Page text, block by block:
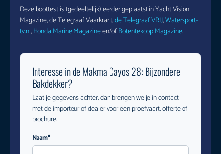
Deze boottest is (gedeeltelijk) eerder geplaatst in Yacht Vision
Magazine, de Telegraaf Vaarkrant,de Telegraaf VRIJ,Watersport-
tv.nl,Honda Marine Magazineen/ofBotentekoop Magazine.
Interesse in de Makma Cayos 28: Bijzondere
Bakdekker?
Laat je gegevens achter, dan brengen we je in contact
met de importeur of dealer voor een proefvaart, offerte of
brochure.
Naam*